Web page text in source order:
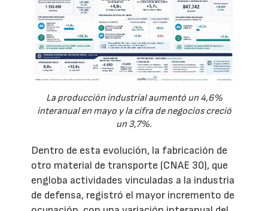
La producción industrial aumentó un 4,6%
interanual en mayo y la cifra de negocios creció
un 3,7%.
Dentro de esta evolución, la fabricación de
otro material de transporte (CNAE 30), que
engloba actividades vinculadas a la industria
de defensa, registró el mayor incremento de